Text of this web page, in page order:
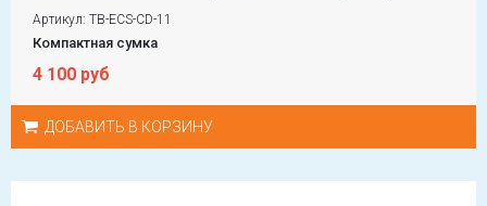
Артикул: TB-ECS-CD-11
Компактная сумка
4 100 руб
ДОБАВИТЬ В КОРЗИНУ